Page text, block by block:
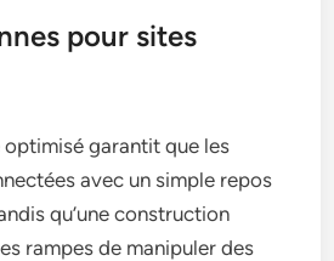
pour sites
garantit que les
avec un simple repos
qu’une construction
rampes de manipuler des